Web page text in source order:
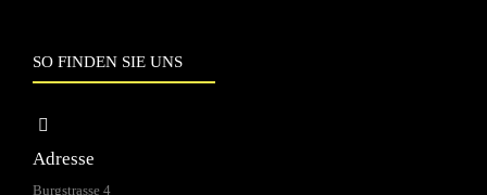
SO FINDEN SIE UNS
Adresse
Burgstrasse 4